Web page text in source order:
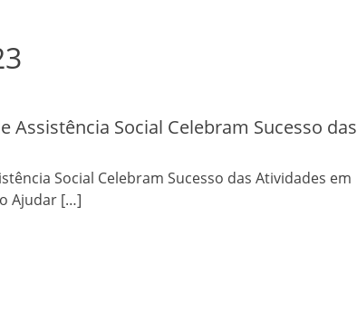
Assistência Social Celebram Sucesso das
Social Celebram Sucesso das Atividades em
Ajudar […]